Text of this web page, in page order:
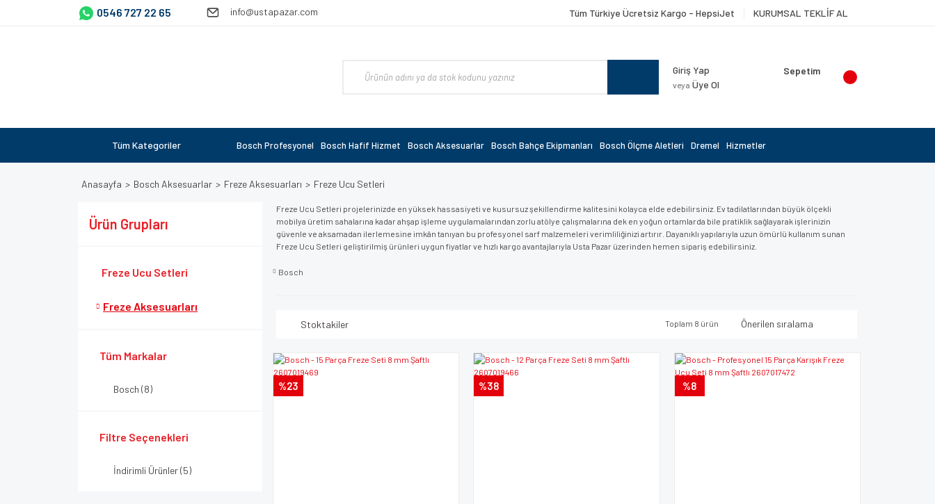
0546 727 22 65 info@ustapazar.com Tüm Türkiye Ücretsiz Kargo - HepsiJet KURUMSAL TEKLİF AL
Giriş Yap
veya Üye Ol
Sepetim
Tüm Kategoriler Bosch Profesyonel Bosch Hafif Hizmet Bosch Aksesuarlar Bosch Bahçe Ekipmanları Bosch Ölçme Aletleri Dremel Hizmetler
Anasayfa Bosch Aksesuarlar Freze Aksesuarları Freze Ucu Setleri
Ürün Grupları
Freze Ucu Setleri
Freze Aksesuarları
Tüm Markalar
Bosch (8)
Filtre Seçenekleri
İndirimli Ürünler (5)
Freze Ucu Setleri projelerinizde en yüksek hassasiyeti ve kusursuz şekillendirme kalitesini kolayca elde edebilirsiniz. Ev tadilatlarından büyük ölçekli
mobilya üretim sahalarına kadar ahşap işleme uygulamalarından zorlu atölye çalışmalarına dek en yoğun ortamlarda bile pratiklik sağlayarak işlerinizin
güvenle ve aksamadan ilerlemesine imkân tanıyan bu profesyonel sarf malzemeleri verimliliğinizi artırır. Dayanıklı yapılarıyla uzun ömürlü kullanım sunan
Freze Ucu Setleri geliştirilmiş ürünleri uygun fiyatlar ve hızlı kargo avantajlarıyla Usta Pazar üzerinden hemen sipariş edebilirsiniz.
Bosch
Stoktakiler Toplam 8 ürün
%23 %38 %8